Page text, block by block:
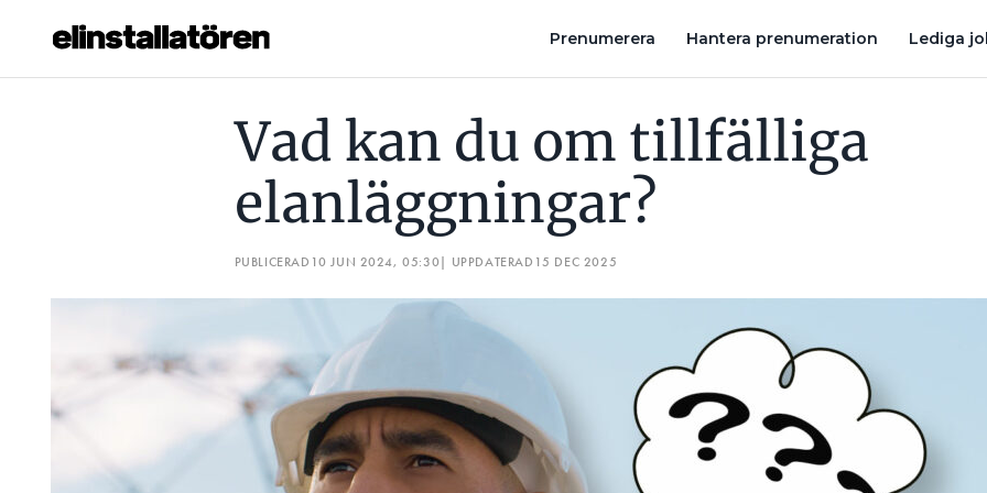
Prenumerera Hantera prenumeration Lediga
Hantera prenumeration
Läs E-tidningen
Personuppgifter
Vad kan du om tillfälliga
elanläggningar?
PUBLICERAD 10 JUN 2024, 05:30| UPPDATERAD 15 DEC 2025
VAD KAN DU OM TILLFÄLLIGA ELANLÄGGNINGAR? QUIZ: VILKEN EL FÅR EN PRIVATPERSON GÖRA SJÄLV. HAR DU KOLL?